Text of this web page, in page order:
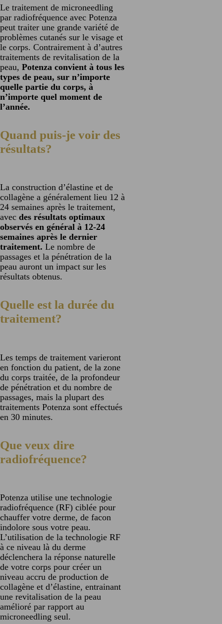
Le traitement de microneedling
par radiofréquence avec Potenza
peut traiter une grande variété de
problèmes cutanés sur le visage et
le corps. Contrairement à d’autres
traitements de revitalisation de la
peau, Potenza convient à tous les
types de peau, sur n’importe
quelle partie du corps, à
n’importe quel moment de
l’année.
Quand puis-je voir des
résultats?
La construction d’élastine et de
collagène a généralement lieu 12 à
24 semaines après le traitement,
avec des résultats optimaux
observés en général à 12-24
semaines après le dernier
traitement. Le nombre de
passages et la pénétration de la
peau auront un impact sur les
résultats obtenus.
Quelle est la durée du
traitement?
Les temps de traitement varieront
en fonction du patient, de la zone
du corps traitée, de la profondeur
de pénétration et du nombre de
passages, mais la plupart des
traitements Potenza sont effectués
en 30 minutes.
Que veux dire
radiofréquence?
Potenza utilise une technologie
radiofréquence (RF) ciblée pour
chauffer votre derme, de facon
indolore sous votre peau.
L’utilisation de la technologie RF
à ce niveau là du derme
déclenchera la réponse naturelle
de votre corps pour créer un
niveau accru de production de
collagène et d’élastine, entrainant
une revitalisation de la peau
amélioré par rapport au
microneedling seul.